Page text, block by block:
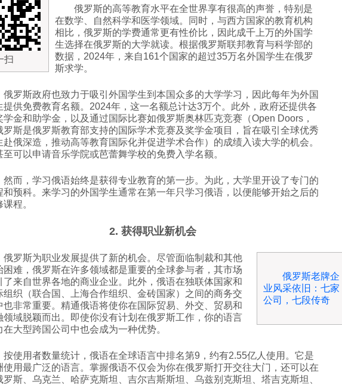
扫
俄罗斯的高等教育水平在全世界享有很高的声誉，特别是
在数学、自然科学和医学领域。同时，与西方国家的教育机构
相比，俄罗斯的学费通常更有性价比，因此成千上万的外国学
生选择在俄罗斯的大学就读。根据俄罗斯联邦教育与科学部的
数据，2024年，来自161个国家的超过35万名外国学生在俄罗
斯求学。
俄罗斯政府也致力于吸引外国学生到本国众多的大学学习，因此每年为外国
提供免费教育名额。2024年，这一名额总计达3万个。此外，政府还提供各
学金和助学金，以及通过国际比赛如俄罗斯奥林匹克竞赛（Open Doors，
罗斯是俄罗斯教育部支持的国际学术竞赛及奖学金项目，旨在吸引全球优秀
赴俄深造，推动高等教育国际化并促进学术合作）的成绩入读大学的机会。
至可以申请音乐学院或芭蕾舞学校的免费入学名额。
然而，学习俄语始终是获得专业教育的第一步。为此，大学里开设了专门的
和预科。来学习的外国学生通常在第一年只学习俄语，以便能够开始之后的
课程。
2. 获得职业新机会
俄罗斯老牌企
业风采依旧：七家
公司，七段传奇
俄罗斯为职业发展提供了新的机会。尽管面临制裁和其他
困难，俄罗斯在许多领域都是重要的全球参与者，其市场
了来自世界各地的商业企业。此外，俄语在独联体国家和
组织（联合国、上海合作组织、金砖国家）之间的商务交
也非常重要。精通俄语将使你在国际贸易、外交、贸易和
领域脱颖而出。即使你没有计划在俄罗斯工作，你的语言
在大型跨国公司中也会成为一种优势。
按使用者数量统计，俄语在全球语言中排名第9，约有2.55亿人使用。它是
使用最广泛的语言。掌握俄语不仅会为你在俄罗斯打开交往大门，还可以在
罗斯、乌克兰、哈萨克斯坦、吉尔吉斯斯坦、乌兹别克斯坦、塔吉克斯坦、